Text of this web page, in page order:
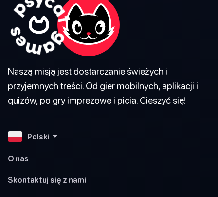
Naszą misją jest dostarczanie świeżych i
przyjemnych treści. Od gier mobilnych, aplikacji i
quizów, po gry imprezowe i picia. Cieszyć się!
Polski
O nas
Skontaktuj się z nami